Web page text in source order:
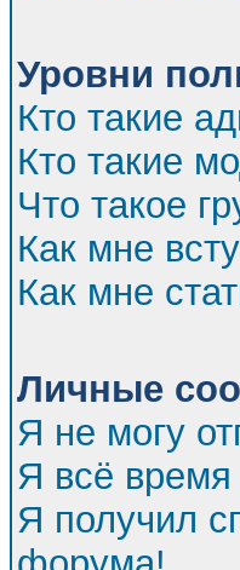
Уровни
Кто такие
Кто такие
Что такое
Как мне
Как мне
Личные
Я не могу
Я всё
Я получил